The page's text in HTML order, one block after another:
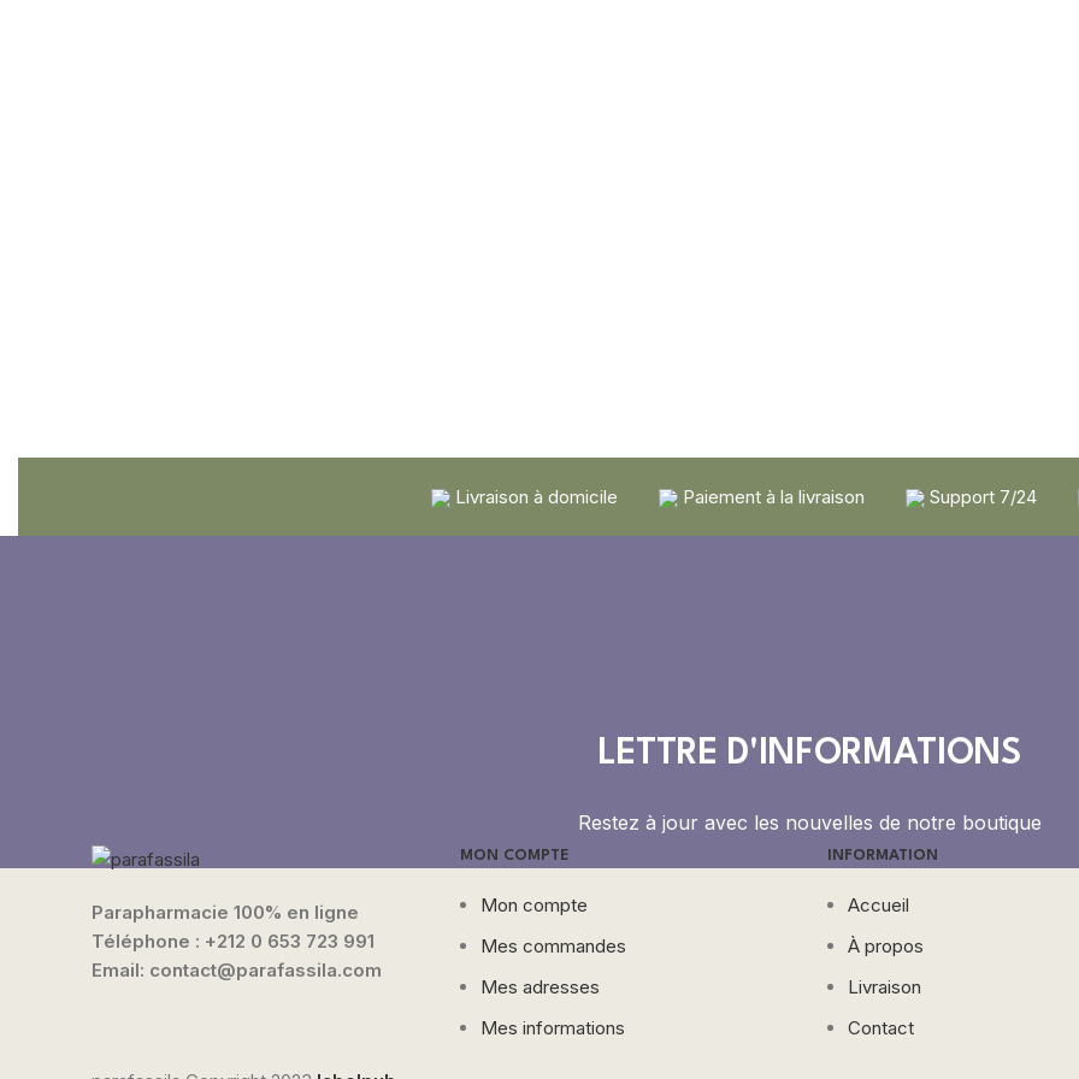
Livraison à domicile Paiement à la livraison Support 7/24
LETTRE D'INFORMATIONS
Restez à jour avec les nouvelles de notre boutique
Parapharmacie 100% en ligne
Téléphone : +212 0 653 723 991
Email: contact@parafassila.com
MON COMPTE
Mon compte
Mes commandes
Mes adresses
Mes informations
INFORMATION
Accueil
À propos
Livraison
Contact